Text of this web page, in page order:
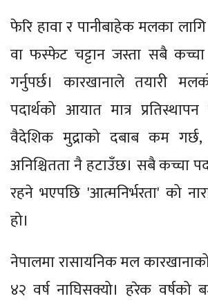
फेरि हावा र पानीबाहेक मलका
वा फस्फेट चट्टान जस्ता सबै
गर्नुपर्छ। कारखानाले तयारी
पदार्थको आयात मात्र
वैदेशिक मुद्राको दबाब कम
अनिश्चितता नै हटाउँछ। सबै कच्चा
रहने भएपछि 'आत्मनिर्भरता' को
हो।
नेपालमा रासायनिक मल
४२ वर्ष नाघिसक्यो। हरेक वर्षको